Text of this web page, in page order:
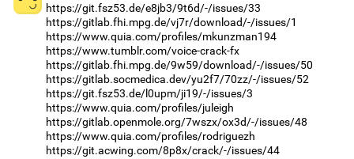
https://git.fsz53.de/e8jb3/9t6d/-/issues/33
https://gitlab.fhi.mpg.de/vj7r/download/-/issues/1
https://www.quia.com/profiles/mkunzman194
https://www.tumblr.com/voice-crack-fx
https://gitlab.fhi.mpg.de/9w59/download/-/issues/50
https://gitlab.socmedica.dev/yu2f7/70zz/-/issues/52
https://git.fsz53.de/l0upm/ji19/-/issues/3
https://www.quia.com/profiles/juleigh
https://gitlab.openmole.org/7wszx/ox3d/-/issues/48
https://www.quia.com/profiles/rodriguezh
https://git.acwing.com/8p8x/crack/-/issues/44